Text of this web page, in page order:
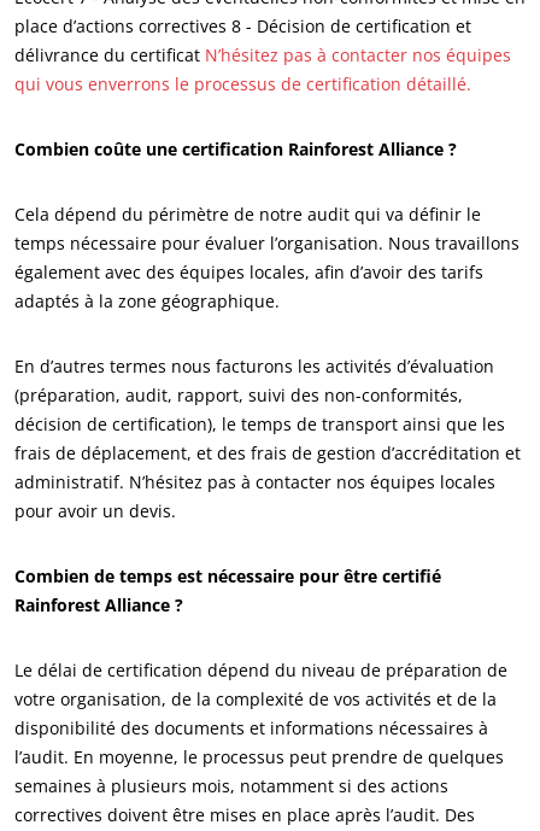
Progresser avec nos équipes
S’investir pour notre environnement
place d’actions correctives 8 - Décision de certification et
délivrance du certificat N’hésitez pas à contacter nos équipes
qui vous enverrons le processus de certification détaillé.
Combien coûte une certification Rainforest Alliance ?
Cela dépend du périmètre de notre audit qui va définir le
temps nécessaire pour évaluer l’organisation. Nous travaillons
également avec des équipes locales, afin d’avoir des tarifs
adaptés à la zone géographique.
En d’autres termes nous facturons les activités d’évaluation
(préparation, audit, rapport, suivi des non-conformités,
décision de certification), le temps de transport ainsi que les
frais de déplacement, et des frais de gestion d’accréditation et
administratif. N’hésitez pas à contacter nos équipes locales
pour avoir un devis.
Combien de temps est nécessaire pour être certifié
Rainforest Alliance ?
Le délai de certification dépend du niveau de préparation de
votre organisation, de la complexité de vos activités et de la
disponibilité des documents et informations nécessaires à
l’audit. En moyenne, le processus peut prendre de quelques
semaines à plusieurs mois, notamment si des actions
correctives doivent être mises en place après l’audit. Des